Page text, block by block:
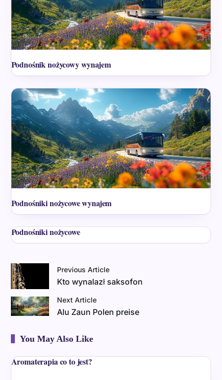
Podnośnik nożycowy wynajem
Podnośniki nożycowe wynajem
Podnośniki nożycowe
Previous Article
Kto wynalazł saksofon
Next Article
Alu Zaun Polen preise
You May Also Like
Aromaterapia co to jest?